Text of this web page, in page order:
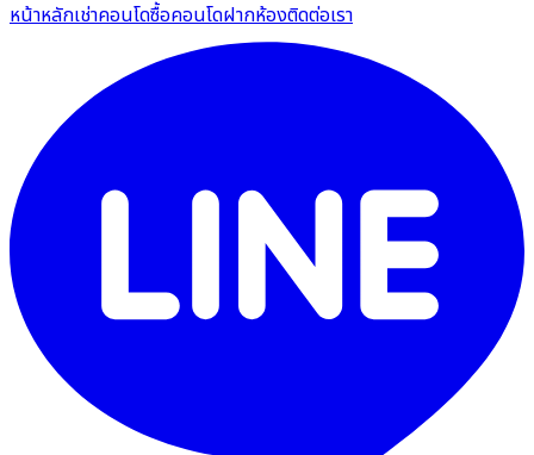
หน้าหลักเช่าคอนโดซื้อคอนโดฝากห้องติดต่อเรา